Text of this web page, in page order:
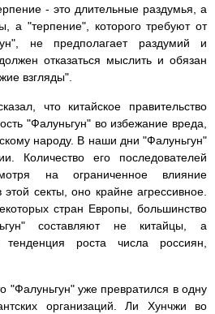
- это длительные раздумья, а
а "терпение", которого требуют от
не предполагает раздумий и
отказаться мыслить и обязан
взгляды".
что китайское правительство
"Фалуньгун" во избежание вреда,
народу. В наши дни "Фалуньгун"
Количество его последователей
на ограниченное влияние
секты, оно крайне агрессивное.
стран Европы, большинство
составляют не китайцы, а
роста числа россиян,
"Фалуньгун" уже превратился в одну
организаций. Ли Хунчжи во